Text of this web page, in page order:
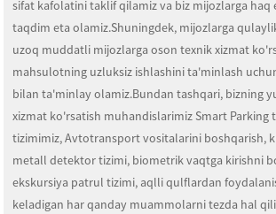
sifat kafolatini taklif qilamiz va biz mijozlarga haq
taqdim eta olamiz.Shuningdek, mijozlarga
uzoq muddatli mijozlarga oson texnik xizmat
mahsulotning uzluksiz ishlashini ta'minlash
bilan ta'minlay olamiz.Bundan tashqari, bizning
xizmat ko'rsatish muhandislarimiz Smart Parking
tizimimiz, Avtotransport vositalarini boshqarish,
metall detektor tizimi, biometrik vaqtga kirishni
ekskursiya patrul tizimi, aqlli qulflardan
keladigan har qanday muammolarni tezda hal